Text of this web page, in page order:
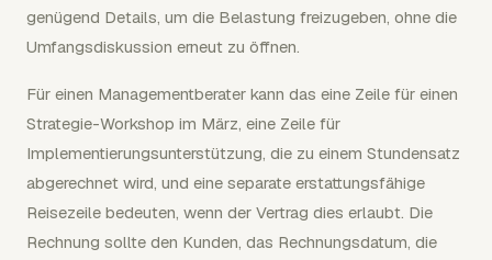
genügend Details, um die Belastung freizugeben, ohne die
Umfangsdiskussion erneut zu öffnen.
Für einen Managementberater kann das eine Zeile für einen
Strategie-Workshop im März, eine Zeile für
Implementierungsunterstützung, die zu einem Stundensatz
abgerechnet wird, und eine separate erstattungsfähige
Reisezeile bedeuten, wenn der Vertrag dies erlaubt. Die
Rechnung sollte den Kunden, das Rechnungsdatum, die